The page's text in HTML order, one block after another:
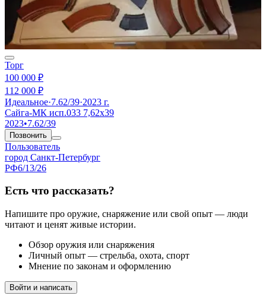
Торг
100 000 ₽
112 000 ₽
Идеальное·7.62/39·2023 г.
Сайга-МК исп.033 7,62х39
2023•7.62/39
Позвонить
Пользователь
город Санкт-Петербург
РФ6/13/26
Есть что рассказать?
Напишите про оружие, снаряжение или свой опыт — люди
читают и ценят живые истории.
Обзор оружия или снаряжения
Личный опыт — стрельба, охота, спорт
Мнение по законам и оформлению
Войти и написать